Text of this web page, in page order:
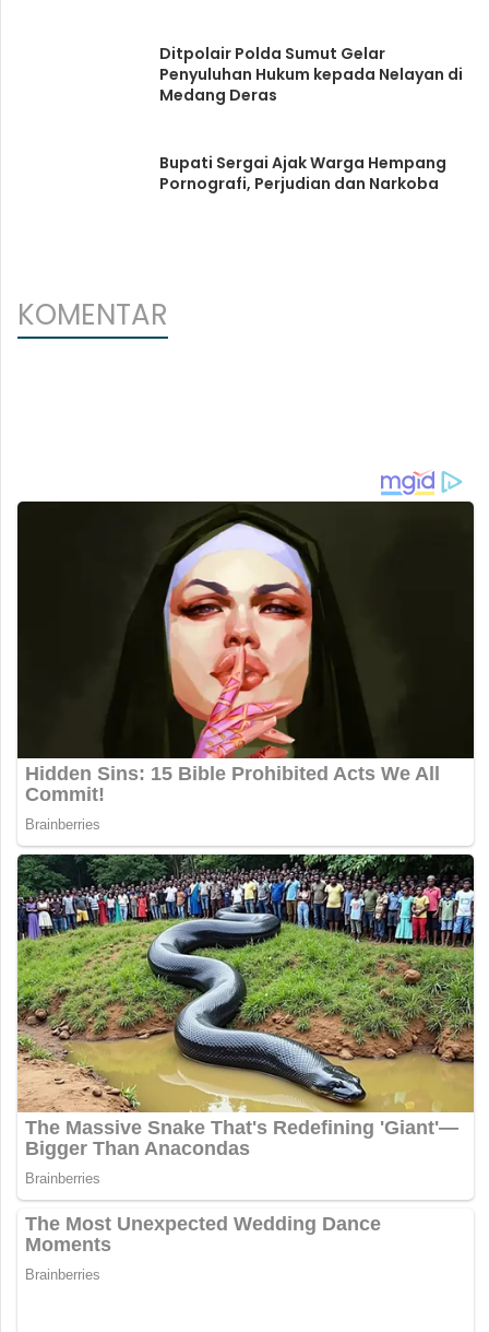
Ditpolair Polda Sumut Gelar
Penyuluhan Hukum kepada Nelayan di
Medang Deras
Bupati Sergai Ajak Warga Hempang
Pornografi, Perjudian dan Narkoba
KOMENTAR